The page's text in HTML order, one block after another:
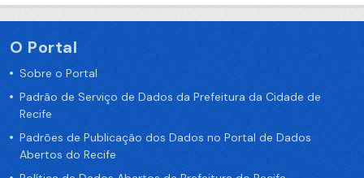
O Portal
Sobre o Portal
Padrão de Serviço de Dados da Prefeitura da Cidade de
Recife
Padrões de Publicação dos Dados no Portal de Dados
Abertos do Recife